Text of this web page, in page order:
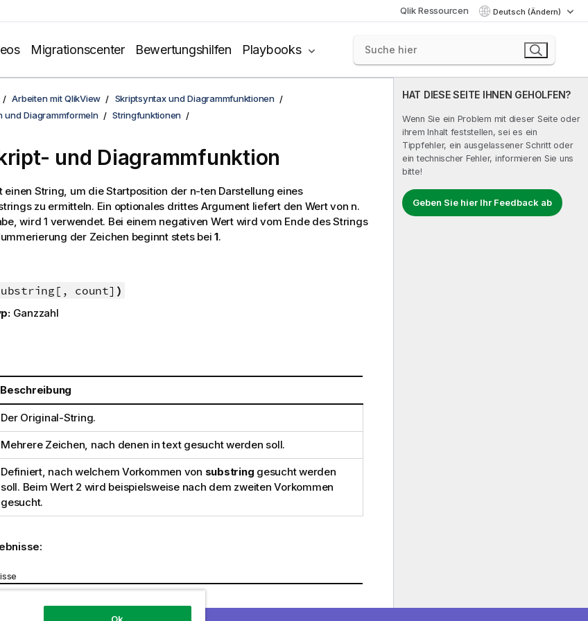
Qlik Ressourcen Deutsch (Ändern)
Migrationscenter Bewertungshilfen Playbooks
HAT DIESE SEITE IHNEN GEHOLFEN?
Wenn Sie ein Problem mit dieser Seite oder
ihrem Inhalt feststellen, sei es ein
Tippfehler, ein ausgelassener Schritt oder
ein technischer Fehler, informieren Sie uns
bitte!
Geben Sie hier Ihr Feedback ab
Arbeiten mit QlikView
Skriptsyntax und Diagrammfunktionen
und Diagrammformeln
Stringfunktionen
und Diagrammfunktion
String, um die Startposition der n-ten Darstellung eines
zu ermitteln. Ein optionales drittes Argument liefert den Wert von n.
wird 1 verwendet. Bei einem negativen Wert wird vom Ende des Strings
der Zeichen beginnt stets bei 1.
count] )
Ganzzahl
Beschreibung
Der Original-String.
Mehrere Zeichen, nach denen intextgesucht werden soll.
Definiert, nach welchem Vorkommen von substring gesucht werden
soll. Beim Wert 2 wird beispielsweise nach dem zweiten Vorkommen
gesucht.